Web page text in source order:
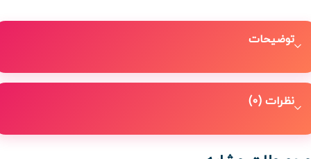
توضیحات
نظرات (0)